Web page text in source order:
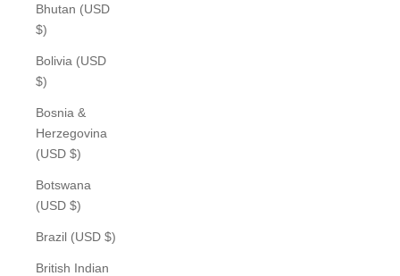
Bhutan (USD
$)
Bolivia (USD
$)
Bosnia &
Herzegovina
(USD $)
Botswana
(USD $)
Brazil (USD $)
British Indian